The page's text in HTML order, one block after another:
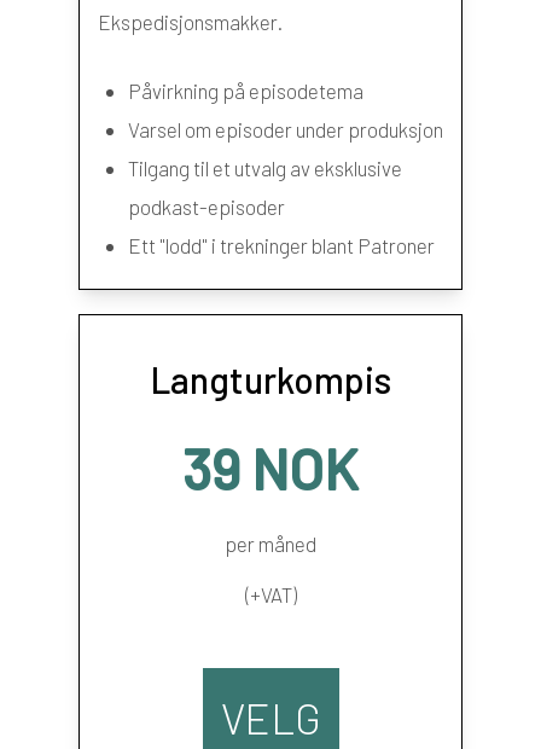
Ekspedisjonsmakker.
Påvirkning på episodetema
Varsel om episoder under produksjon
Tilgang til et utvalg av eksklusive
podkast-episoder
Ett "lodd" i trekninger blant Patroner
Langturkompis
39 NOK
per måned
(+VAT)
VELG